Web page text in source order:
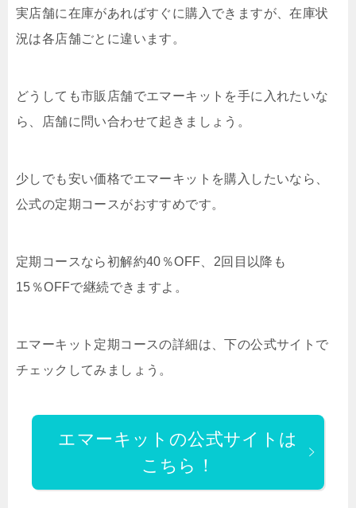
実店舗に在庫があればすぐに購入できますが、在庫状
況は各店舗ごとに違います。
どうしても市販店舗でエマーキットを手に入れたいな
ら、店舗に問い合わせて起きましょう。
少しでも安い価格でエマーキットを購入したいなら、
公式の定期コースがおすすめです。
定期コースなら初解約40％OFF、2回目以降も
15％OFFで継続できますよ。
エマーキット定期コースの詳細は、下の公式サイトで
チェックしてみましょう。
エマーキットの公式サイトは
こちら！